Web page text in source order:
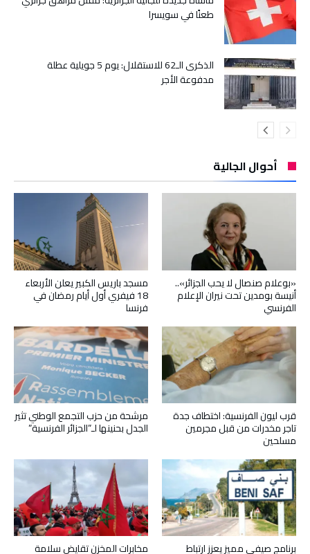
طعنًا في سويسرا
الذكرى الـ62 للاستقلال: يوم 5 جويلية عطلة
مدفوعة الأجر
أحوال الجالية
مسجد باريس الكبير يعلن الأربعاء
18 فيفري أول أيام رمضان في
فرنسا
«بوعلام صنصال لا يحب الجزائر»..
أنيسة بومدين تحت نيران الإعلام
الفرنسي
مرشحة من حزب التجمع الوطني تثير
الجدل بحنينها لـ”الجزائر الفرنسية”
قرب ليون الفرنسية: اختطاف جدة
تاجر مخدرات من قبل مجرمين
مسلحين
مخابرات المخزن تقايض سلامة برنامج صيفي مميز يعزز ارتباط